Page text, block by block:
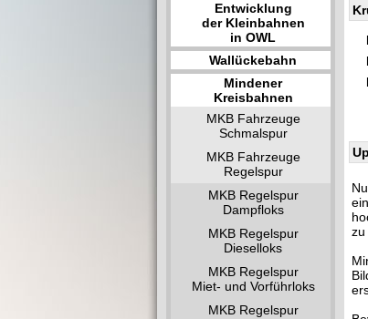
Entwicklung
der Kleinbahnen
in OWL
Wallückebahn
Mindener
Kreisbahnen
MKB Fahrzeuge
Schmalspur
MKB Fahrzeuge
Regelspur
MKB Regelspur
Dampfloks
MKB Regelspur
Dieselloks
MKB Regelspur
Miet- und Vorführloks
MKB Regelspur
zu